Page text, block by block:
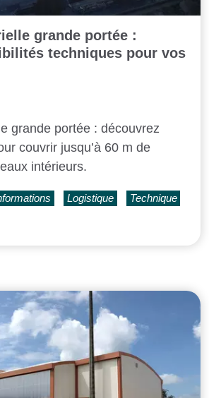
grande portée :
techniques pour vos
grande portée : découvrez
couvrir jusqu’à 60 m de
intérieurs.
Logistique Technique